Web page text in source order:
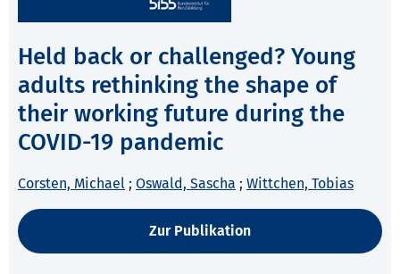
Held back or challenged? Young
adults rethinking the shape of
their working future during the
COVID-19 pandemic
Corsten, Michael ; Oswald, Sascha ; Wittchen, Tobias
Zur Publikation